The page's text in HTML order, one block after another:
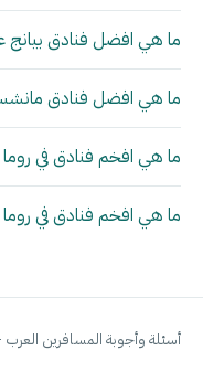
ما هي افضل فنادق بيانج
ما هي افضل فنادق
ما هي افخم فنادق في
ما هي افخم فنادق في
أسئلة وأجوبة المسافرين